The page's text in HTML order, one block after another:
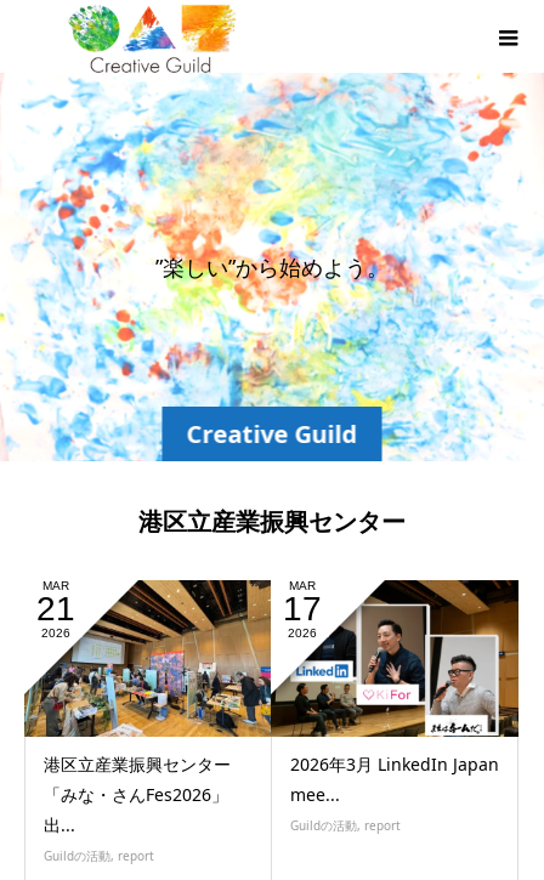
Creative Guild
”楽しい”から始めよう。
港区立産業振興センター
MAR
21
2026
港区立産業振興センター
「みな・さんFes2026」
出...
Guildの活動, report
MAR
17
2026
2026年3月 LinkedIn Japan
mee...
Guildの活動, report